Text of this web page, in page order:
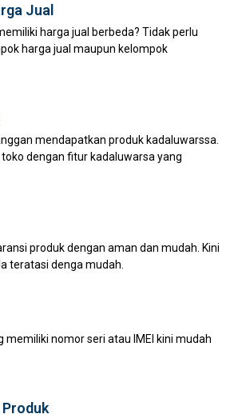
Jual
harga jual berbeda? Tidak perlu
harga jual maupun kelompok
mendapatkan produk kadaluwarssa.
dengan fitur kadaluwarsa yang
produk dengan aman dan mudah. Kini
teratasi denga mudah.
memiliki nomor seri atau IMEI kini mudah